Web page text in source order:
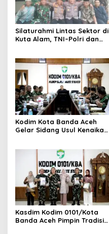
Silaturahmi Lintas Sektor di
Kuta Alam, TNI–Polri dan
Kodim Kota Banda Aceh
Gelar Sidang Usul Kenaikan
Kasdim Kodim 0101/Kota
Banda Aceh Pimpin Tradisi